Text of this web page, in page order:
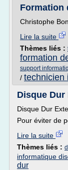
Formation
Christophe
Lire la suite
Thèmes liés :
formation
support
/ technicien
Disque
Disque Dur
Pour éviter de
Lire la suite
Thèmes liés :
informatique
dur